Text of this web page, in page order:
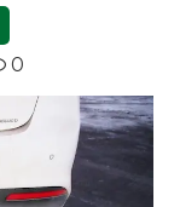
0